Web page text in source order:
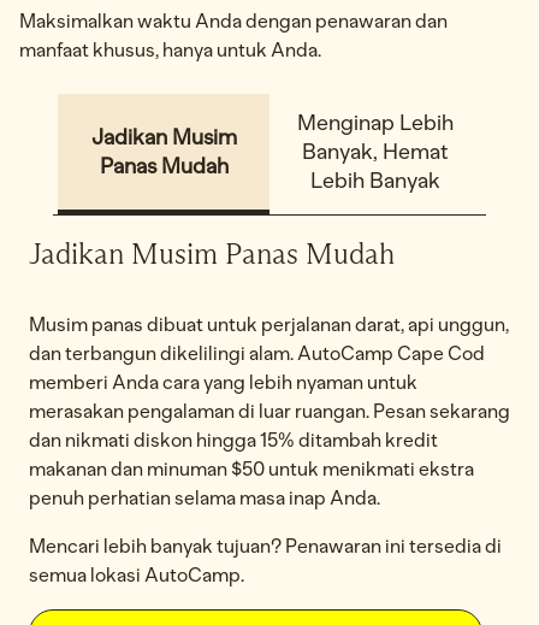
Maksimalkan waktu Anda dengan penawaran dan
manfaat khusus, hanya untuk Anda.
Jadikan Musim
Panas Mudah
Menginap Lebih
Banyak, Hemat
Lebih Banyak
Jadikan Musim Panas Mudah
Musim panas dibuat untuk perjalanan darat, api unggun,
dan terbangun dikelilingi alam. AutoCamp Cape Cod
memberi Anda cara yang lebih nyaman untuk
merasakan pengalaman di luar ruangan. Pesan sekarang
dan nikmati diskon hingga 15% ditambah kredit
makanan dan minuman $50 untuk menikmati ekstra
penuh perhatian selama masa inap Anda.
Mencari lebih banyak tujuan? Penawaran ini tersedia di
semua lokasi AutoCamp.